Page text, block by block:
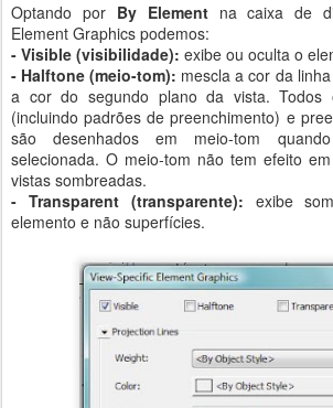
Optando por By Elementna caixa de
Element Graphics podemos:
- Visible (visibilidade): exibe ou oculta o
- Halftone (meio-tom): mescla a cor da
a cor do segundo plano da vista. Todos
(incluindo padrões de preenchimento) e
são desenhados em meio-tom
selecionada. O meio-tom não tem efeito
vistas sombreadas.
- Transparent (transparente): exibe
elemento e não superfícies.